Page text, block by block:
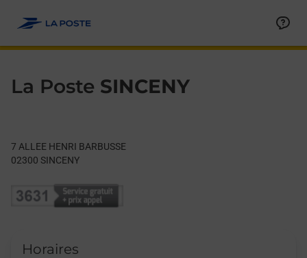
La Poste SINCENY
7 ALLEE HENRI BARBUSSE
02300 SINCENY
Horaires